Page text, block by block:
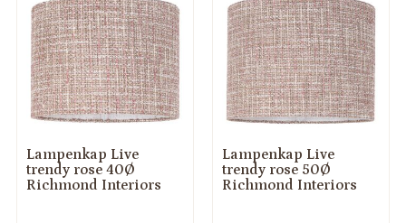
Lampenkap Live
trendy rose 40Ø
Richmond Interiors
Lampenkap Live
trendy rose 50Ø
Richmond Interiors